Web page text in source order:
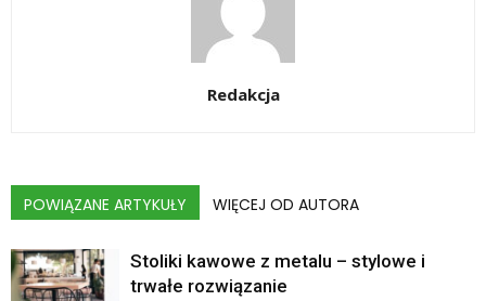
Redakcja
POWIĄZANE ARTYKUŁY WIĘCEJ OD AUTORA
Stoliki kawowe z metalu – stylowe i
trwałe rozwiązanie